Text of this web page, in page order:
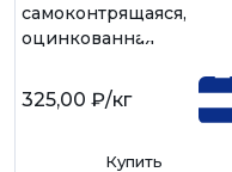
самоконтрящаяся,
оцинкованная
325,00 ₽/кг
Купить